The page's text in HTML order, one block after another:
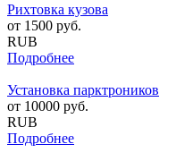
Рихтовка кузова
от 1500 руб.
RUB
Подробнее
Установка парктроников
от 10000 руб.
RUB
Подробнее